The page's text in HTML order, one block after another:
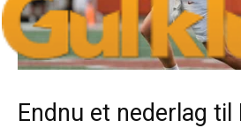
Endnu et nederlag til